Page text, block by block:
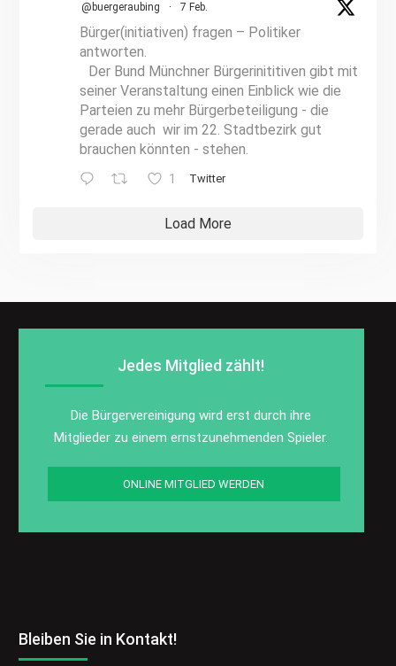
@buergeraubing · 7 Feb.
Bürger(initiativen) fragen – Politiker
antworten.
Der Bund Münchner Bürgerinititiven gibt mit
seiner Veranstaltung einen Einblick wie die
Parteien zu mehr Bürgerbeteiligung - die
gerade auch wir im 22. Stadtbezirk gut
brauchen könnten - stehen.
1 Twitter
Load More
Jedes Mitglied zählt!
Die Bürgervereinigung wird erst durch ihre
Mitglieder zu einem ernstzunehmenden Spieler.
ONLINE MITGLIED WERDEN
Bleiben Sie in Kontakt!